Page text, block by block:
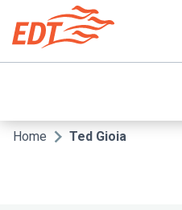
contenuto
principale
Briciole
Home Ted Gioia